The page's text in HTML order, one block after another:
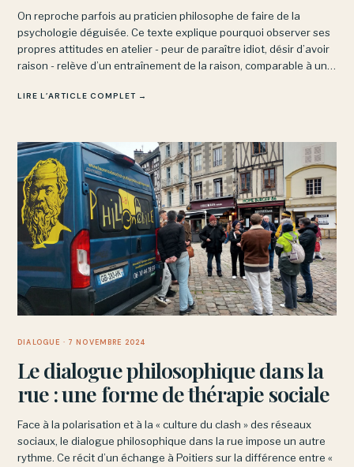
On reproche parfois au praticien philosophe de faire de la
psychologie déguisée. Ce texte explique pourquoi observer ses
propres attitudes en atelier - peur de paraître idiot, désir d’avoir
raison - relève d’un entraînement de la raison, comparable à un
LIRE L’ARTICLE COMPLET →
DIALOGUE · 7 NOVEMBRE 2024
Le dialogue philosophique dans la
rue : une forme de thérapie sociale
Face à la polarisation et à la « culture du clash » des réseaux
sociaux, le dialogue philosophique dans la rue impose un autre
rythme. Ce récit d’un échange à Poitiers sur la différence entre «